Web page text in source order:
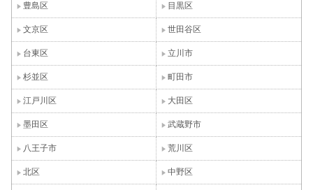
豊島区 目黒区
文京区 世田谷区
台東区 立川市
杉並区 町田市
江戸川区 大田区
墨田区 武蔵野市
八王子市 荒川区
北区 中野区